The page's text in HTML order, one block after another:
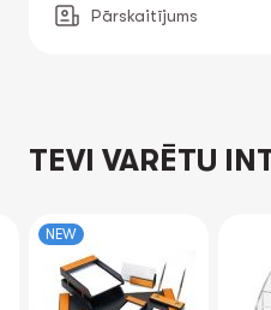
Pārskaitījums
TEVI VARĒTU
NEW